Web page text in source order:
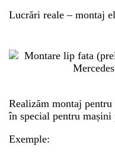
Lucrări reale – montaj
Realizăm montaj
în special pentru mașini
Exemple: